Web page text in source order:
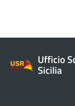
Ufficio
Sicilia